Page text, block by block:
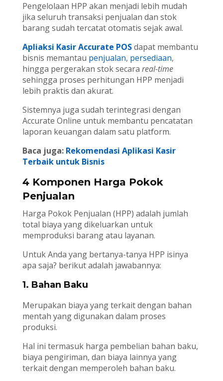
Pengelolaan HPP akan menjadi lebih mudah
jika seluruh transaksi penjualan dan stok
barang sudah tercatat otomatis sejak awal.
Apliaksi Kasir Accurate POSdapat membantu
bisnis memantau penjualan, persediaan,
hingga pergerakan stok secara real-time
sehingga proses perhitungan HPP menjadi
lebih praktis dan akurat.
Sistemnya juga sudah terintegrasi dengan
Accurate Online untuk membantu pencatatan
laporan keuangan dalam satu platform.
Baca juga: Rekomendasi Aplikasi Kasir
Terbaik untuk Bisnis
4 Komponen Harga Pokok
Penjualan
Harga Pokok Penjualan (HPP) adalah jumlah
total biaya yang dikeluarkan untuk
memproduksi barang atau layanan.
Untuk Anda yang bertanya-tanya HPP isinya
apa saja? berikut adalah jawabannya:
1. Bahan Baku
Merupakan biaya yang terkait dengan bahan
mentah yang digunakan dalam proses
produksi.
Hal ini termasuk harga pembelian bahan baku,
biaya pengiriman, dan biaya lainnya yang
terkait dengan memperoleh bahan baku.